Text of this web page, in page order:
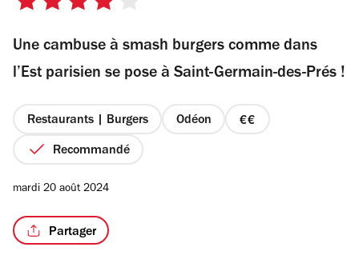
4
5
étoiles
Une cambuse à smash burgers comme dans
l’Est parisien se pose à Saint-Germain-des-Prés !
Restaurants | Burgers Odéon
prix
Recommandé
mardi 20 août 2024
Partager